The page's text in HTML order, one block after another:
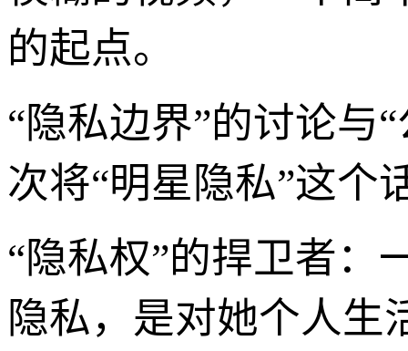
的起点。
“隐私边界”的讨论与
次将“明星隐私”这个
“隐私权”的捍卫者：
隐私，是对她个人生